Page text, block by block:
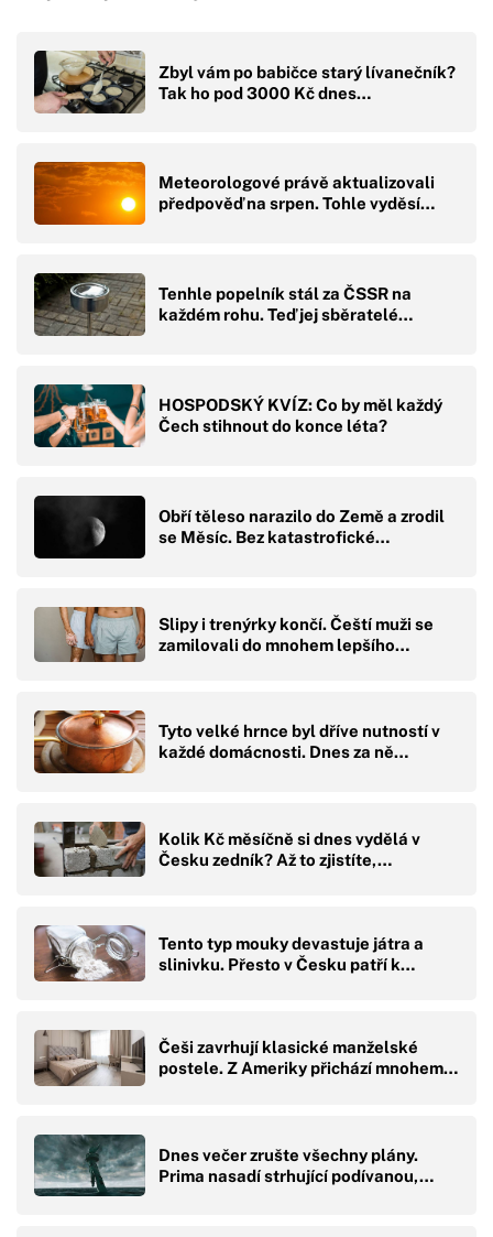
Zbyl vám po babičce starý lívanečník?
Tak ho pod 3000 Kč dnes…
Meteorologové právě aktualizovali
předpověď na srpen. Tohle vyděsí…
Tenhle popelník stál za ČSSR na
každém rohu. Teď jej sběratelé…
HOSPODSKÝ KVÍZ: Co by měl každý
Čech stihnout do konce léta?
Obří těleso narazilo do Země a zrodil
se Měsíc. Bez katastrofické…
Slipy i trenýrky končí. Čeští muži se
zamilovali do mnohem lepšího…
Tyto velké hrnce byl dříve nutností v
každé domácnosti. Dnes za ně…
Kolik Kč měsíčně si dnes vydělá v
Česku zedník? Až to zjistíte,…
Tento typ mouky devastuje játra a
slinivku. Přesto v Česku patří k…
Češi zavrhují klasické manželské
postele. Z Ameriky přichází mnohem…
Dnes večer zrušte všechny plány.
Prima nasadí strhující podívanou,…